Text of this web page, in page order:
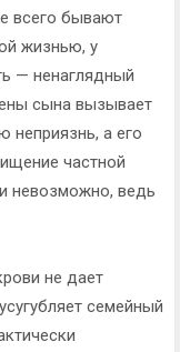
всего бывают
жизнью, у
— ненаглядный
сына вызывает
неприязнь, а его
частной
невозможно, ведь
не дает
семейный